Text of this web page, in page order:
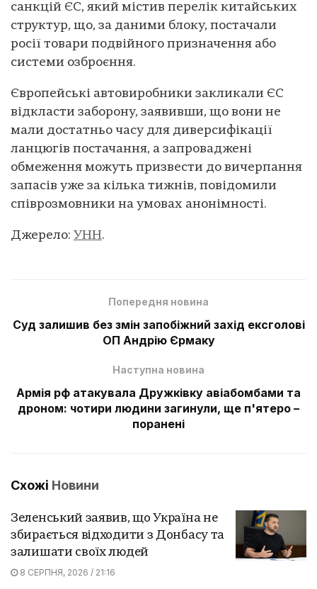
санкцій ЄС, який містив перелік китайських
структур, що, за даними блоку, постачали
росії товари подвійного призначення або
системи озброєння.
Європейські автовиробники закликали ЄС
відкласти заборону, заявивши, що вони не
мали достатньо часу для диверсифікації
ланцюгів постачання, а запроваджені
обмеження можуть призвести до вичерпання
запасів уже за кілька тижнів, повідомили
співрозмовники на умовах анонімності.
Джерело: УНН.
Попередня новина
Суд залишив без змін запобіжний захід ексголові
ОП Андрію Єрмаку
Наступна новина
Армія рф атакувала Дружківку авіабомбами та
дроном: чотири людини загинули, ще п'ятеро –
поранені
Схожі Новини
Зеленський заявив, що Україна не
збирається відходити з Донбасу та
залишати своїх людей
8 СЕРПНЯ, 2026 / 21:16